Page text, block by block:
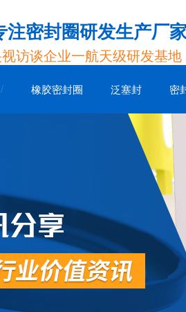
注密封圈研发生产厂
访谈企业一航天级研发基地
橡胶密封圈 泛塞封 密